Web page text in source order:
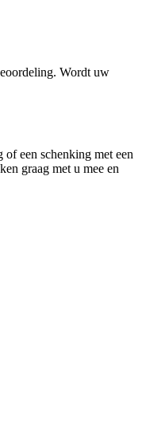
Wordt uw
een schenking met een
graag met u mee en